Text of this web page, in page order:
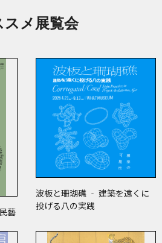
スメ展覧会
藝
波板と珊瑚礁 ‐ 建築を遠くに
投げる八の実践